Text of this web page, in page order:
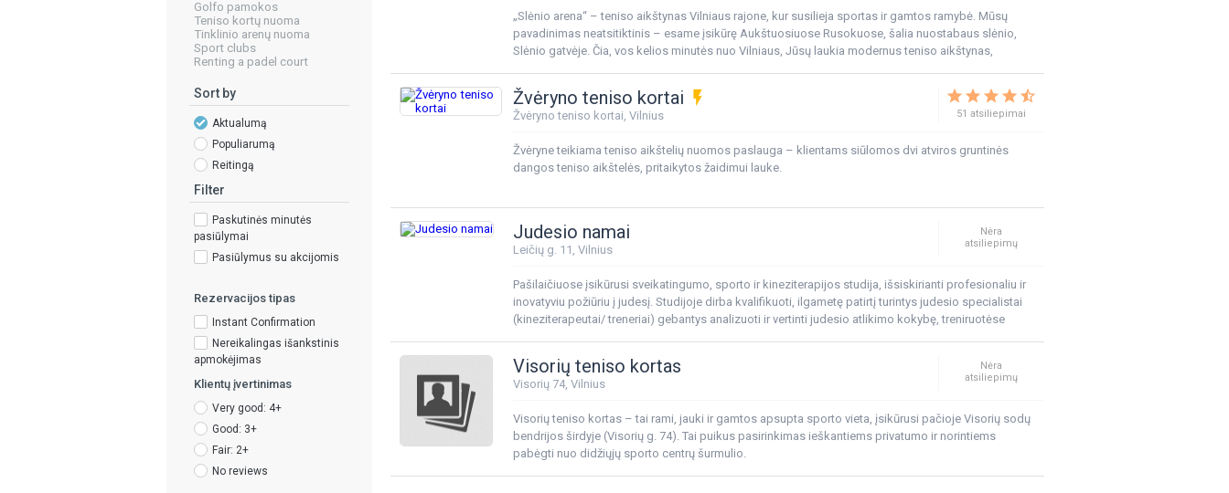
„Slėnio arena“ – teniso aikštynas Vilniaus rajone, kur susilieja sportas ir gamtos ramybė. Mūsų
pavadinimas neatsitiktinis – esame įsikūrę Aukštuosiuose Rusokuose, šalia nuostabaus slėnio,
Slėnio gatvėje. Čia, vos kelios minutės nuo Vilniaus, Jūsų laukia modernus teniso aikštynas,
Užubalių ar Lindiniškių. Patogus privažiavimas ir nuo autostrados – iš Panevėžio kryptimi esančio
verslo centro HUB „Slėnio areną“ pasieksite vos per 10 minučių.
Žvėryno teniso kortai flash_on
Žvėryno teniso kortai, Vilnius
star star star star star_half
51 atsiliepimai
Žvėryne teikiama teniso aikštelių nuomos paslauga – klientams siūlomos dvi atviros gruntinės
dangos teniso aikštelės, pritaikytos žaidimui lauke.
Judesio namai
Leičių g. 11, Vilnius
Nėra
atsiliepimų
Pašilaičiuose įsikūrusi sveikatingumo, sporto ir kineziterapijos studija, išsiskirianti profesionaliu ir
inovatyviu požiūriu į judesį. Studijoje dirba kvalifikuoti, ilgametę patirtį turintys judesio specialistai
(kineziterapeutai/ treneriai) gebantys analizuoti ir vertinti judesio atlikimo kokybę, treniruotėse
judesių atlikimą.
Visorių teniso kortas
Visorių 74, Vilnius
Nėra
atsiliepimų
Visorių teniso kortas – tai rami, jauki ir gamtos apsupta sporto vieta, įsikūrusi pačioje Visorių sodų
bendrijos širdyje (Visorių g. 74). Tai puikus pasirinkimas ieškantiems privatumo ir norintiems
pabėgti nuo didžiųjų sporto centrų šurmulio.
Golfo pamokos
Teniso kortų nuoma
Tinklinio arenų nuoma
Sport clubs
Renting a padel court
Sort by
Aktualumą
Populiarumą
Reitingą
Filter
Paskutinės minutės
pasiūlymai
Pasiūlymus su akcijomis
Rezervacijos tipas
Instant Confirmation
Nereikalingas išankstinis
apmokėjimas
Klientų įvertinimas
Very good: 4+
Good: 3+
Fair: 2+
No reviews